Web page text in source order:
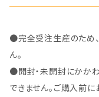
●完全受注生産のため
ん。
●開封・未開封にかか
できません。ご購入前